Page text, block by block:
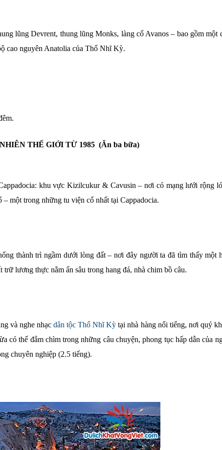
lũng Devrent, thung lũng Monks, làng cổ Avanos – bao gồm một
cao nguyên Anatolia của Thổ Nhĩ Kỳ.
THẾ GIỚI TỪ 1985 (Ăn ba bữa)
khu vực Kizilcukur & Cavusin – nơi có mạng lưới rộng
một trong những tu viện cổ nhất tại Cappadocia.
thành trì ngầm dưới lòng đất – nơi đây người ta đã tìm thấy một
lương thực nằm ẩn sâu trong hang đá, nhà chim bồ câu.
và nghe nhạc dân tộc Thổ Nhĩ Kỳ tại nhà hàng nổi tiếng, nơi quý
có thể đắm chìm trong những câu chuyện, phong tục hấp dẫn của
chuyên nghiệp (2.5 tiếng).